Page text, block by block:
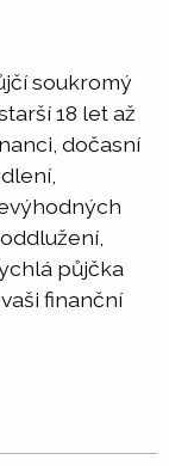
soukromý
18 let až
dočasní
půjčka
finanční